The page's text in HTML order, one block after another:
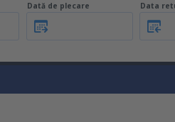
Dată de plecare Data